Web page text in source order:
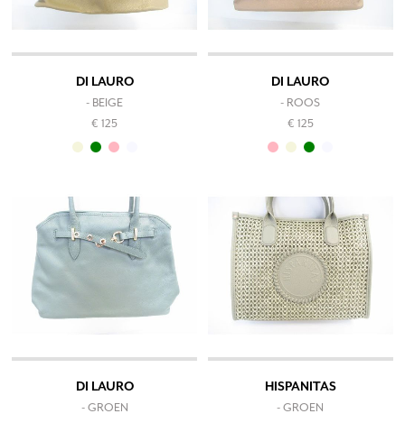
DI LAURO
- BEIGE
€ 125
DI LAURO
- ROOS
€ 125
DI LAURO
- GROEN
HISPANITAS
- GROEN